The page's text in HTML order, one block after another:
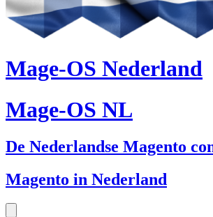
Mage-OS Nederland
Mage-OS NL
De Nederlandse Magento
Magento in Nederland